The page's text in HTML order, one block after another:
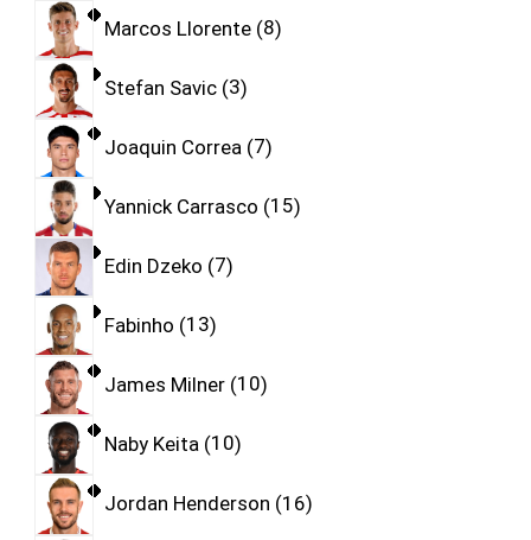
Marcos Llorente 8
Stefan Savic 3
Joaquin Correa 7
Yannick Carrasco 15
Edin Dzeko 7
Fabinho 13
James Milner 10
Naby Keita 10
Jordan Henderson 16